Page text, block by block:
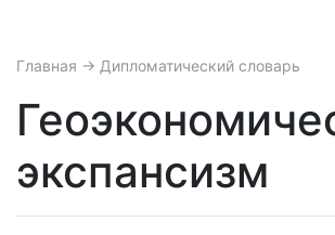
Главная → Дипломатический словарь
экспансизм